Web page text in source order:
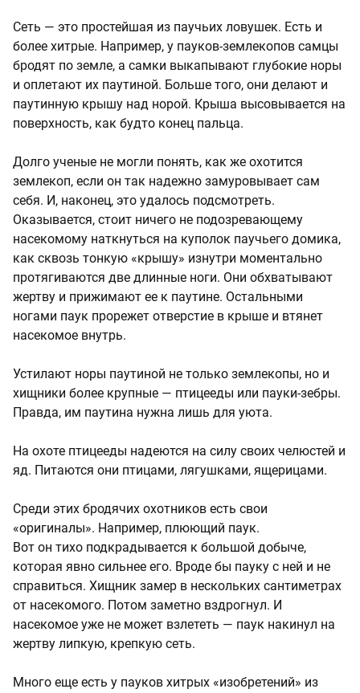
Сеть — это простейшая из паучьих ловушек. Есть и
более хитрые. Например, у пауков-землекопов самцы
бродят по земле, а самки выкапывают глубокие норы
и оплетают их паутиной. Больше того, они делают и
паутинную крышу над норой. Крыша высовывается на
поверхность, как будто конец пальца.
Долго ученые не могли понять, как же охотится
землекоп, если он так надежно замуровывает сам
себя. И, наконец, это удалось подсмотреть.
Оказывается, стоит ничего не подозревающему
насекомому наткнуться на куполок паучьего домика,
как сквозь тонкую «крышу» изнутри моментально
протягиваются две длинные ноги. Они обхватывают
жертву и прижимают ее к паутине. Остальными
ногами паук прорежет отверстие в крыше и втянет
насекомое внутрь.
Устилают норы паутиной не только землекопы, но и
хищники более крупные — птицееды или пауки-зебры.
Правда, им паутина нужна лишь для уюта.
На охоте птицееды надеются на силу своих челюстей и
яд. Питаются они птицами, лягушками, ящерицами.
Среди этих бродячих охотников есть свои
«оригиналы». Например, плюющий паук.
Вот он тихо подкрадывается к большой добыче,
которая явно сильнее его. Вроде бы пауку с ней и не
справиться. Хищник замер в нескольких сантиметрах
от насекомого. Потом заметно вздрогнул. И
насекомое уже не может взлететь — паук накинул на
жертву липкую, крепкую сеть.
Много еще есть у пауков хитрых «изобретений» из